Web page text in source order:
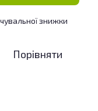
знижки
Порівняти